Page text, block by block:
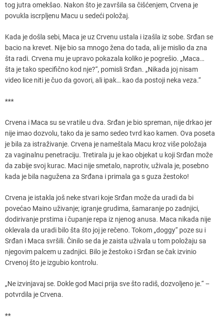
tog jutra omekšao. Nakon što je završila sa čišćenjem, Crvena je
povukla iscrpljenu Macu u sedeći položaj.
Kada je došla sebi, Maca je uz Crvenu ustala i izašla iz sobe. Srđan se
bacio na krevet. Nije bio sa mnogo žena do tada, ali je mislio da zna
šta radi. Crvena mu je upravo pokazala koliko je pogrešio. „Maca…
šta je tako specifično kod nje?“, pomisli Srđan. „Nikada joj nisam
video lice niti je čuo da govori, ali ipak… kao da postoji neka veza.“
***
Crvena i Maca su se vratile u dva. Srđan je bio spreman, nije drkao jer
nije imao dozvolu, tako da je samo sedeo tvrd kao kamen. Ova poseta
je bila za istraživanje. Crvena je nameštala Macu kroz više položaja
za vaginalnu penetraciju. Tretirala ju je kao objekat u koji Srđan može
da zabije svoj kurac. Maci nije smetalo, naprotiv, uživala je, posebno
kada je bila nagužena za Srđana i primala ga s guza žestoko!
Crvena je istakla još neke stvari koje Srđan može da uradi da bi
povećao Maino uživanje; igranje grudima, šamaranje po zadnjici,
dodirivanje prstima i čupanje repa iz njenog anusa. Maca nikada nije
oklevala da uradi bilo šta što joj je rečeno. Tokom „doggy“ poze su i
Srđan i Maca svršili. Činilo se da je zaista uživala u tom položaju sa
njegovim palcem u zadnjici. Bilo je žestoko i Srđan se čak izvinio
Crvenoj što je izgubio kontrolu.
„Ne izvinjavaj se. Dokle god Maci prija sve što radiš, dozvoljeno je.“ –
potvrdila je Crvena.
**